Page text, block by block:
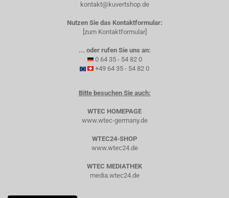
kontakt@kuvertshop.de
Nutzen Sie das Kontaktformular:
[zum Kontaktformular]
... oder rufen Sie uns an:
0 64 35 - 54 82 0
+49 64 35 - 54 82 0
Bitte besuchen Sie auch:
WTEC HOMEPAGE
www.wtec-germany.de
WTEC24-SHOP
www.wtec24.de
WTEC MEDIATHEK
media.wtec24.de